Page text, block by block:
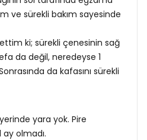
ve sürekli bakım sayesinde
ki; sürekli çenesinin sağ
da değil, neredeyse 1
da kafasını sürekli
yara yok. Pire
ay olmadı.